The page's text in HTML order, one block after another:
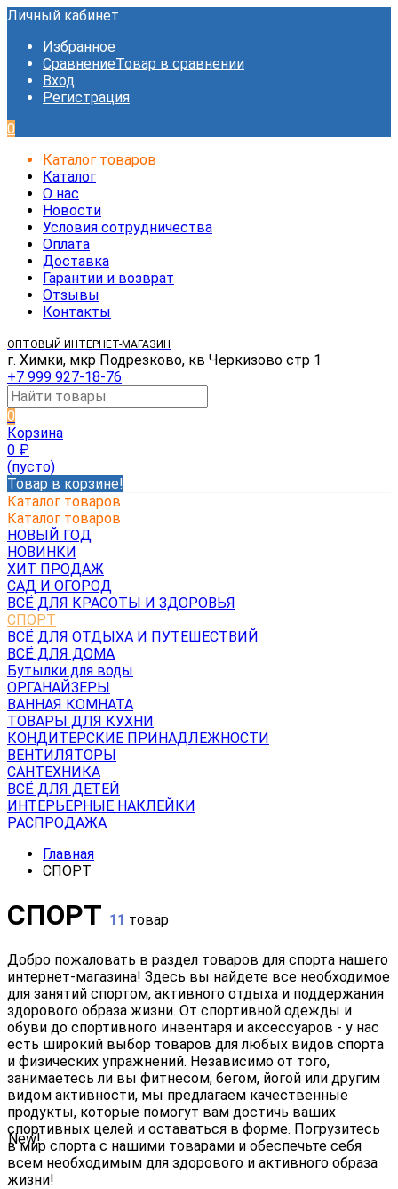
Личный кабинет
Избранное
СравнениеТовар в сравнении
Вход
Регистрация
0
Каталог товаров
Каталог
О нас
Новости
Условия сотрудничества
Оплата
Доставка
Гарантии и возврат
Отзывы
Контакты
ОПТОВЫЙ ИНТЕРНЕТ-МАГАЗИН
г. Химки, мкр Подрезково, кв Черкизово стр 1
+7 999 927-18-76
0
Корзина
0 ₽
(пусто)
Товар в корзине!
Каталог товаров
Каталог товаров
НОВЫЙ ГОД
НОВИНКИ
ХИТ ПРОДАЖ
САД И ОГОРОД
ВСЁ ДЛЯ КРАСОТЫ И ЗДОРОВЬЯ
СПОРТ
ВСЁ ДЛЯ ОТДЫХА И ПУТЕШЕСТВИЙ
ВСЁ ДЛЯ ДОМА
Бутылки для воды
ОРГАНАЙЗЕРЫ
ВАННАЯ КОМНАТА
ТОВАРЫ ДЛЯ КУХНИ
КОНДИТЕРСКИЕ ПРИНАДЛЕЖНОСТИ
ВЕНТИЛЯТОРЫ
САНТЕХНИКА
ВСЁ ДЛЯ ДЕТЕЙ
ИНТЕРЬЕРНЫЕ НАКЛЕЙКИ
РАСПРОДАЖА
Главная
СПОРТ
СПОРТ 11 товар
Добро пожаловать в раздел товаров для спорта нашего
интернет-магазина! Здесь вы найдете все необходимое
для занятий спортом, активного отдыха и поддержания
здорового образа жизни. От спортивной одежды и
обуви до спортивного инвентаря и аксессуаров - у нас
есть широкий выбор товаров для любых видов спорта
и физических упражнений. Независимо от того,
занимаетесь ли вы фитнесом, бегом, йогой или другим
видом активности, мы предлагаем качественные
продукты, которые помогут вам достичь ваших
спортивных целей и оставаться в форме. Погрузитесь
в мир спорта с нашими товарами и обеспечьте себя
всем необходимым для здорового и активного образа
жизни!
New!